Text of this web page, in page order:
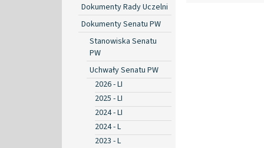
Dokumenty Rady Uczelni
Dokumenty Senatu PW
Stanowiska Senatu
PW
Uchwały Senatu PW
2026 - LI
2025 - LI
2024 - LI
2024 - L
2023 - L